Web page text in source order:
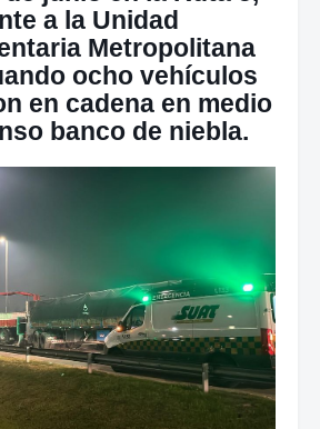
a la Unidad
Metropolitana
ocho vehículos
en cadena en medio
banco de niebla.